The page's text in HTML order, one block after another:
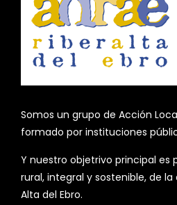
Somos un grupo de Acción
formado por instituciones
Y nuestro objetrivo principal es
rural, integral y sostenible, de
Alta del Ebro.